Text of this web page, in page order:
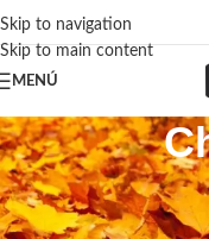
Skip to navigation
Skip to main content
MENÚ
Inicio/Productos
Mostrando 1–12 de 16